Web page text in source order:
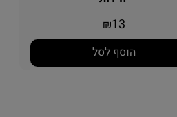
₪ 13
הוסף לסל